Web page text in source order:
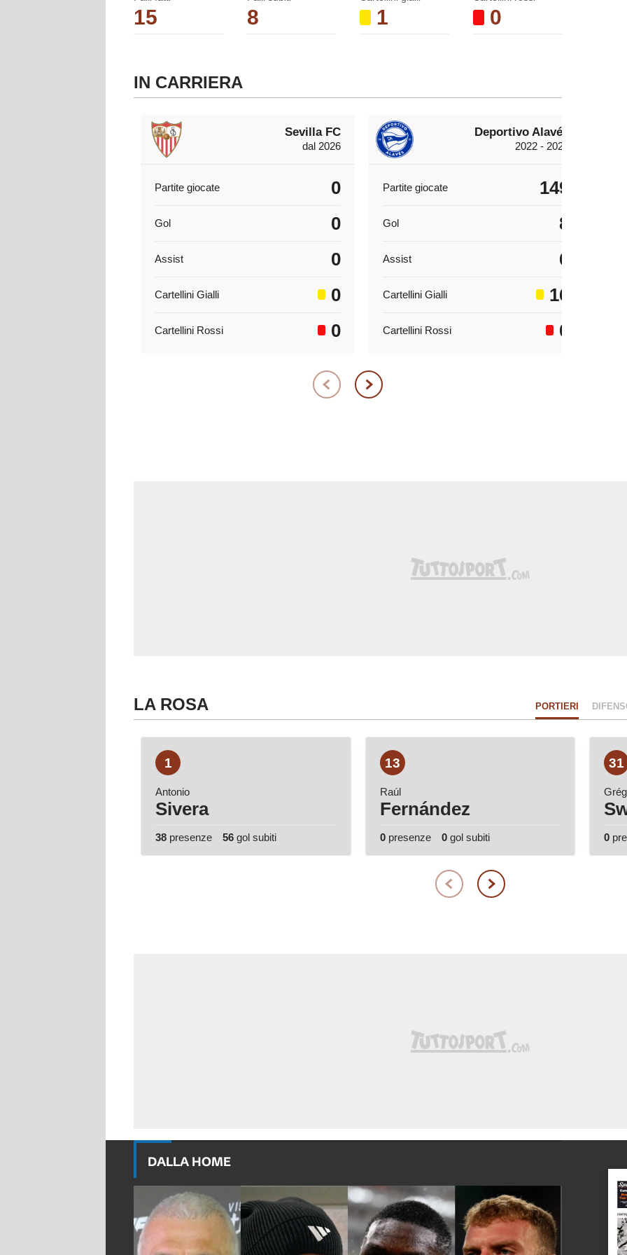
15 8 1 0
IN CARRIERA
Sevilla FC
dal 2026
Partite giocate 0
Gol 0
Assist 0
Cartellini Gialli 0
Cartellini Rossi 0
Deportivo Alavés
2022 - 2026
Partite giocate 149
Gol 8
Assist 6
Cartellini Gialli 16
Cartellini Rossi 0
LA ROSA PORTIERI
1
Antonio
Sivera
38 presenze 56 gol subiti
13
Raúl
Fernández
0 presenze 0 gol subiti
31
0
DALLA HOME